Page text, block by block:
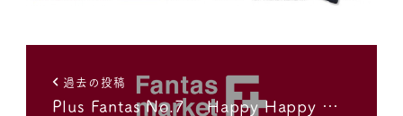
過去の投稿
Plus Fantas No.7 Happy Happy …